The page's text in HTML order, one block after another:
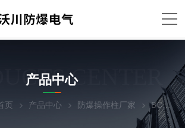
CENTER
产品中心
页 产品中心 防爆操作柱厂家 BCZ防爆操作柱